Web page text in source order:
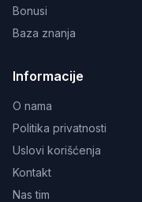
Bonusi
Baza znanja
Informacije
O nama
Politika privatnosti
Uslovi korišćenja
Kontakt
Nas tim